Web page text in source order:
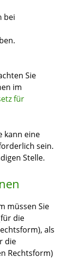
bei
Sie
im
für
kann eine
sein.
Stelle.
müssen Sie
die
als
die
Rechtsform)